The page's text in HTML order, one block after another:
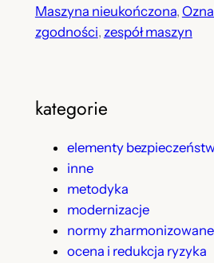
Maszyna nieukończona,
zgodności, zespół maszyn
kategorie
elementy
inne
metodyka
modernizacje
normy zharmonizowane
ocena i redukcja ryzyka